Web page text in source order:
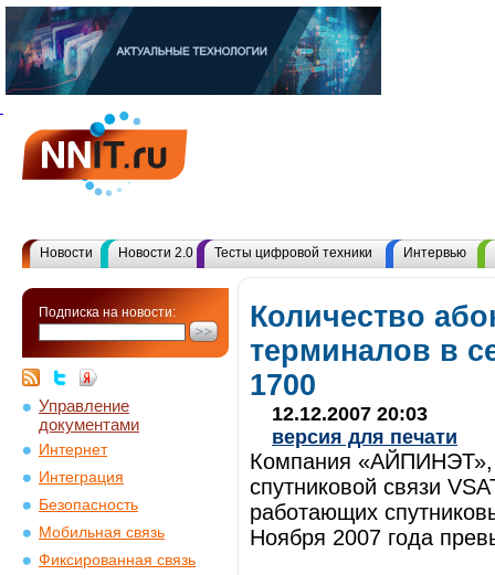
Новости Новости 2.0 Тесты цифровой техники Интервью
Подписка на новости:
Управление
документами
Интернет
Интеграция
Безопасность
Мобильная связь
Фиксированная связь
Количество
терминалов в
1700
12.12.2007 20:03
версия для печати
Компания «АЙПИНЭТ»,
спутниковой связи
работающих
Ноября 2007 года